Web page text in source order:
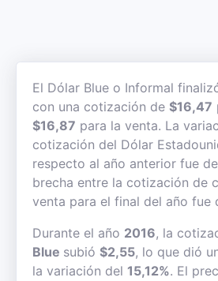
El Dólar Blue o Informal
con una cotización de $16,47
$16,87 para la venta. La
cotización del Dólar
respecto al año anterior fue
brecha entre la cotización de
venta para el final del año fue
Durante el año 2016, la
Blue subió $2,55, lo que dió
la variación del 15,12%. El